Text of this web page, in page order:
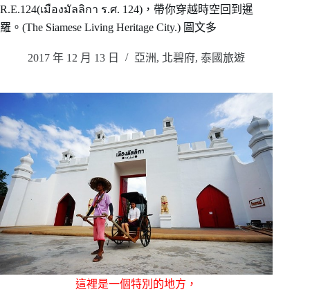
R.E.124(เมืองมัลลิกา ร.ศ. 124)，帶你穿越時空回到暹
羅。(The Siamese Living Heritage City.) 圖文多
2017 年 12 月 13 日 亞洲, 北碧府, 泰國旅遊
這裡是一個特別的地方，